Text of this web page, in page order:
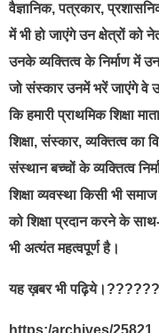
वैज्ञानिक, पत्रकार,
में भी हो जाएंगे उन क्षेत्रों
उनके व्यक्तित्व के निर्माण में
जो संस्कार उनमें भरें जाएंगे वे
कि हमारी प्राथमिक शिक्षा
शिक्षा, संस्कार, व्यक्तित्व का
संस्थान बच्चों के व्यक्तित्व
शिक्षा व्यवस्था किसी भी
को शिक्षा प्रदान करने के
भी अत्यंत महत्वपूर्ण है।
यह ख़बर भी